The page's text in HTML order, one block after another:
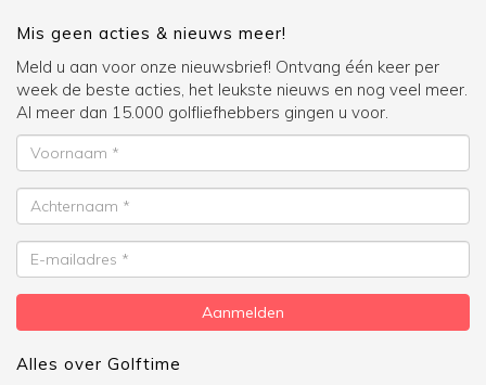
Mis geen acties & nieuws meer!
Meld u aan voor onze nieuwsbrief! Ontvang één keer per
week de beste acties, het leukste nieuws en nog veel meer.
Al meer dan 15.000 golfliefhebbers gingen u voor.
Voornaam
Achternaam
E-
mailadres
Aanmelden
Alles over Golftime